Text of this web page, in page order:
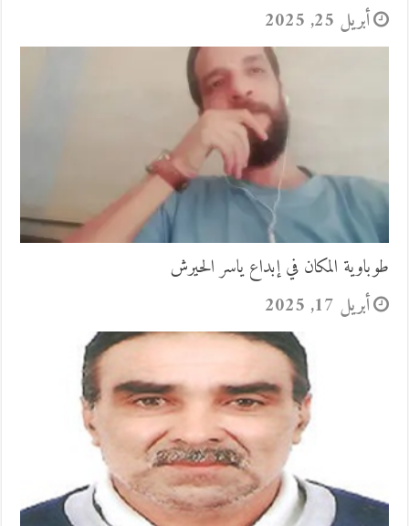
أبريل 25, 2025
طوباوية المكان في إبداع ياسر الحيرش
أبريل 17, 2025